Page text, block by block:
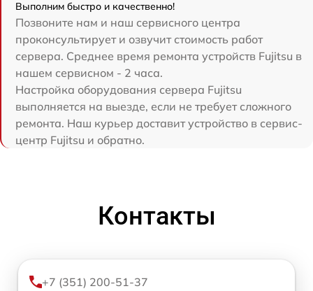
Выполним быстро и качественно!
Позвоните нам и наш сервисного центра
проконсультирует и озвучит стоимость работ
сервера. Среднее время ремонта устройств Fujitsu в
нашем сервисном - 2 часа.
Настройка оборудования сервера Fujitsu
выполняется на выезде, если не требует сложного
ремонта. Наш курьер доставит устройство в сервис-
центр Fujitsu и обратно.
Контакты
+7 (351) 200-51-37